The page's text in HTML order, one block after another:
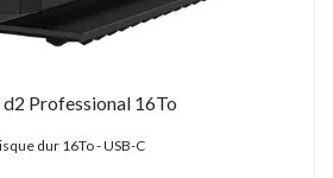
d2 Professional 16To
dur 16To - USB-C